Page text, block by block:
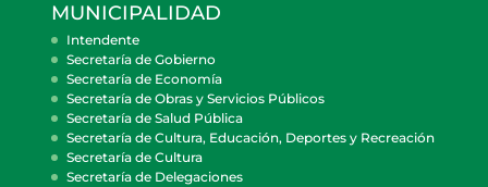
MUNICIPALIDAD
Intendente
Secretaría de Gobierno
Secretaría de Economía
Secretaría de Obras y Servicios Públicos
Secretaría de Salud Pública
Secretaría de Cultura, Educación, Deportes y Recreación
Secretaría de Cultura
Secretaría de Delegaciones